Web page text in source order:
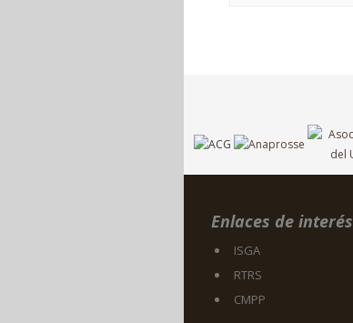
Enlaces de interés
ISGA
RTRS
CMPP